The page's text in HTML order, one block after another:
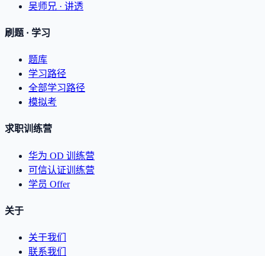
吴师兄 · 讲透
刷题 · 学习
题库
学习路径
全部学习路径
模拟考
求职训练营
华为 OD 训练营
可信认证训练营
学员 Offer
关于
关于我们
联系我们